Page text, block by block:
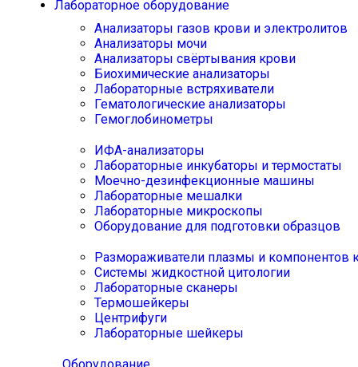
Лабораторное оборудование
Анализаторы газов крови и электролитов
Анализаторы мочи
Анализаторы свёртывания крови
Биохимические анализаторы
Лабораторные встряхиватели
Гематологические анализаторы
Гемоглобинометры
ИФА-анализаторы
Лабораторные инкубаторы и термостаты
Моечно-дезинфекционные машины
Лабораторные мешалки
Лабораторные микроскопы
Оборудование для подготовки образцов
Размораживатели плазмы и компонентов
Системы жидкостной цитологии
Лабораторные сканеры
Термошейкеры
Центрифуги
Лабораторные шейкеры